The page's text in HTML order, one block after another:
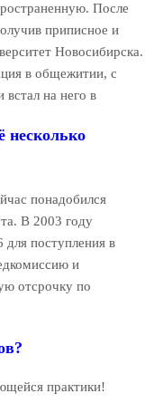
После
приписное и
Новосибирска.
в общежитии, с
встал на него в
несколько
понадобился
В 2003 году
поступления в
и
отсрочку по
практики!